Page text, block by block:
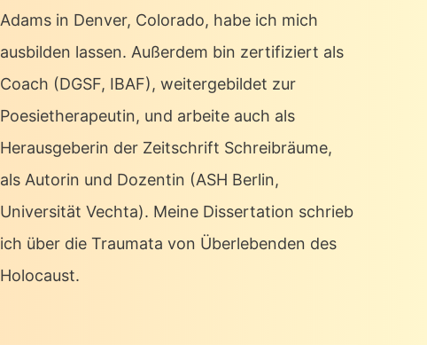
Adams in Denver, Colorado, habe ich mich
ausbilden lassen. Außerdem bin zertifiziert als
Coach (DGSF, IBAF), weitergebildet zur
Poesietherapeutin, und arbeite auch als
Herausgeberin der Zeitschrift Schreibräume,
als Autorin und Dozentin (ASH Berlin,
Universität Vechta). Meine Dissertation schrieb
ich über die Traumata von Überlebenden des
Holocaust.